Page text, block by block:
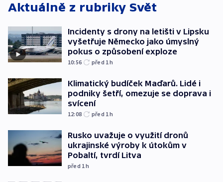
Aktuálně z rubriky Svět
Incidenty s drony na letišti v Lipsku
vyšetřuje Německo jako úmyslný
pokus o způsobení exploze
10:56 před 1h
Klimatický budíček Maďarů. Lidé i
podniky šetří, omezuje se doprava i
svícení
12:08 před 1h
Rusko uvažuje o využití dronů
ukrajinské výroby k útokům v
Pobaltí, tvrdí Litva
před 1h